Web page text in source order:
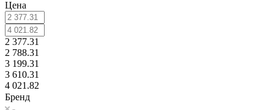
Цена
2 377.31
2 788.31
3 199.31
3 610.31
4 021.82
Бренд